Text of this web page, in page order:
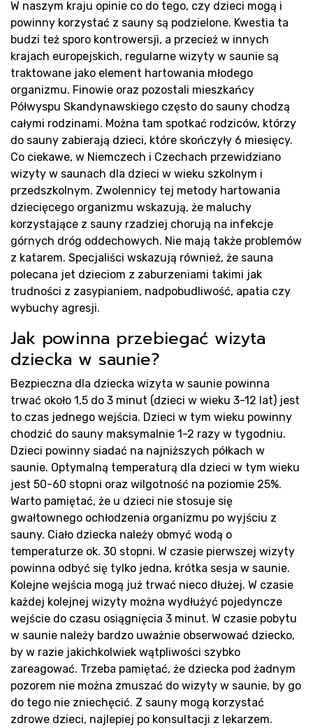
W naszym kraju opinie co do tego, czy dzieci mogą i
powinny korzystać z sauny są podzielone. Kwestia ta
budzi też sporo kontrowersji, a przecież w innych
krajach europejskich, regularne wizyty w saunie są
traktowane jako element hartowania młodego
organizmu. Finowie oraz pozostali mieszkańcy
Półwyspu Skandynawskiego często do sauny chodzą
całymi rodzinami. Można tam spotkać rodziców, którzy
do sauny zabierają dzieci, które skończyły 6 miesięcy.
Co ciekawe, w Niemczech i Czechach przewidziano
wizyty w saunach dla dzieci w wieku szkolnym i
przedszkolnym. Zwolennicy tej metody hartowania
dziecięcego organizmu wskazują, że maluchy
korzystające z sauny rzadziej chorują na infekcje
górnych dróg oddechowych. Nie mają także problemów
z katarem. Specjaliści wskazują również, że sauna
polecana jet dzieciom z zaburzeniami takimi jak
trudności z zasypianiem, nadpobudliwość, apatia czy
wybuchy agresji.
Jak powinna przebiegać wizyta
dziecka w saunie?
Bezpieczna dla dziecka wizyta w saunie powinna
trwać około 1,5 do 3 minut (dzieci w wieku 3-12 lat) jest
to czas jednego wejścia. Dzieci w tym wieku powinny
chodzić do sauny maksymalnie 1-2 razy w tygodniu.
Dzieci powinny siadać na najniższych półkach w
saunie. Optymalną temperaturą dla dzieci w tym wieku
jest 50-60 stopni oraz wilgotność na poziomie 25%.
Warto pamiętać, że u dzieci nie stosuje się
gwałtownego ochłodzenia organizmu po wyjściu z
sauny. Ciało dziecka należy obmyć wodą o
temperaturze ok. 30 stopni. W czasie pierwszej wizyty
powinna odbyć się tylko jedna, krótka sesja w saunie.
Kolejne wejścia mogą już trwać nieco dłużej. W czasie
każdej kolejnej wizyty można wydłużyć pojedyncze
wejście do czasu osiągnięcia 3 minut. W czasie pobytu
w saunie należy bardzo uważnie obserwować dziecko,
by w razie jakichkolwiek wątpliwości szybko
zareagować. Trzeba pamiętać, że dziecka pod żadnym
pozorem nie można zmuszać do wizyty w saunie, by go
do tego nie zniechęcić. Z sauny mogą korzystać
zdrowe dzieci, najlepiej po konsultacji z lekarzem.